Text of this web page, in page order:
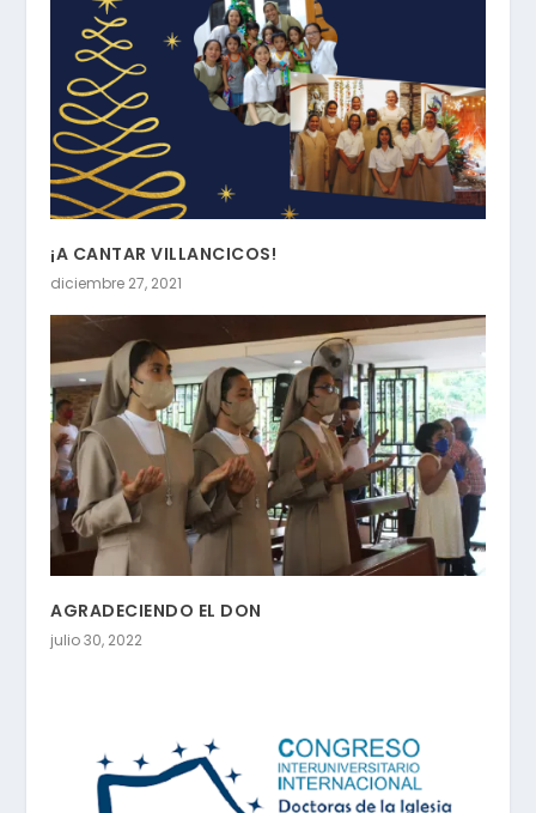
¡A CANTAR VILLANCICOS!
diciembre 27, 2021
AGRADECIENDO EL DON
julio 30, 2022